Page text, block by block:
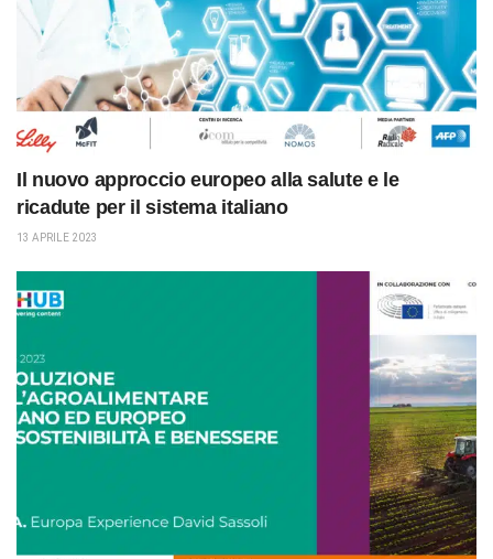
Il nuovo approccio europeo alla salute e le
ricadute per il sistema italiano
13 APRILE 2023